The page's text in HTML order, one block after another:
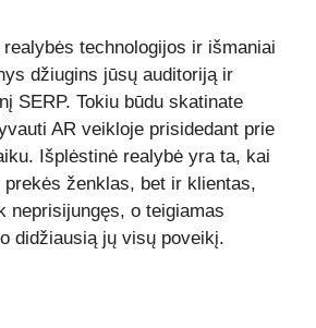
technologijos ir išmaniai
džiugins jūsų auditoriją ir
SERP. Tokiu būdu skatinate
AR veikloje prisidedant prie
Išplėstinė realybė yra ta, kai
ženklas, bet ir klientas,
neprisijungęs, o teigiamas
didžiausią jų visų poveikį.